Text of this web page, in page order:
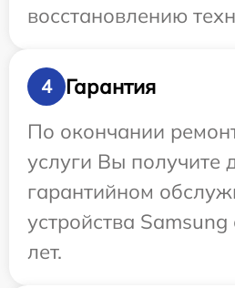
восстановлению
4
Гарантия
По окончании
услуги Вы получите
гарантийном
устройства
лет.